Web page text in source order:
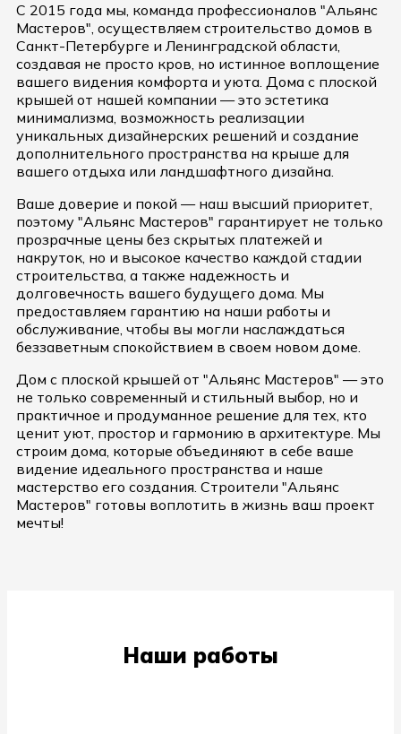
С 2015 года мы, команда профессионалов "Альянс
Мастеров", осуществляем строительство домов в
Санкт-Петербурге и Ленинградской области,
создавая не просто кров, но истинное воплощение
вашего видения комфорта и уюта. Дома с плоской
крышей от нашей компании — это эстетика
минимализма, возможность реализации
уникальных дизайнерских решений и создание
дополнительного пространства на крыше для
вашего отдыха или ландшафтного дизайна.
Ваше доверие и покой — наш высший приоритет,
поэтому "Альянс Мастеров" гарантирует не только
прозрачные цены без скрытых платежей и
накруток, но и высокое качество каждой стадии
строительства, а также надежность и
долговечность вашего будущего дома. Мы
предоставляем гарантию на наши работы и
обслуживание, чтобы вы могли наслаждаться
беззаветным спокойствием в своем новом доме.
Дом с плоской крышей от "Альянс Мастеров" — это
не только современный и стильный выбор, но и
практичное и продуманное решение для тех, кто
ценит уют, простор и гармонию в архитектуре. Мы
строим дома, которые объединяют в себе ваше
видение идеального пространства и наше
мастерство его создания. Строители "Альянс
Мастеров" готовы воплотить в жизнь ваш проект
мечты!
Наши работы